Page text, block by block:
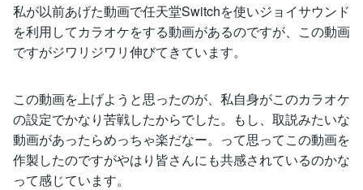
私が以前あげた動画で任天堂Switchを使いジョイサウンド
を利用してカラオケをする動画があるのですが、この動画
ですがジワリジワリ伸びてきています。
この動画を上げようと思ったのが、私自身がこのカラオケ
の設定でかなり苦戦したからでした。もし、取説みたいな
動画があったらめっちゃ楽だなー。って思ってこの動画を
作製したのですがやはり皆さんにも共感されているのかな
って感じています。